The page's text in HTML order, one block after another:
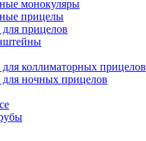
монокуляры
прицелы
прицелов
коллиматорных прицелов
ночных прицелов